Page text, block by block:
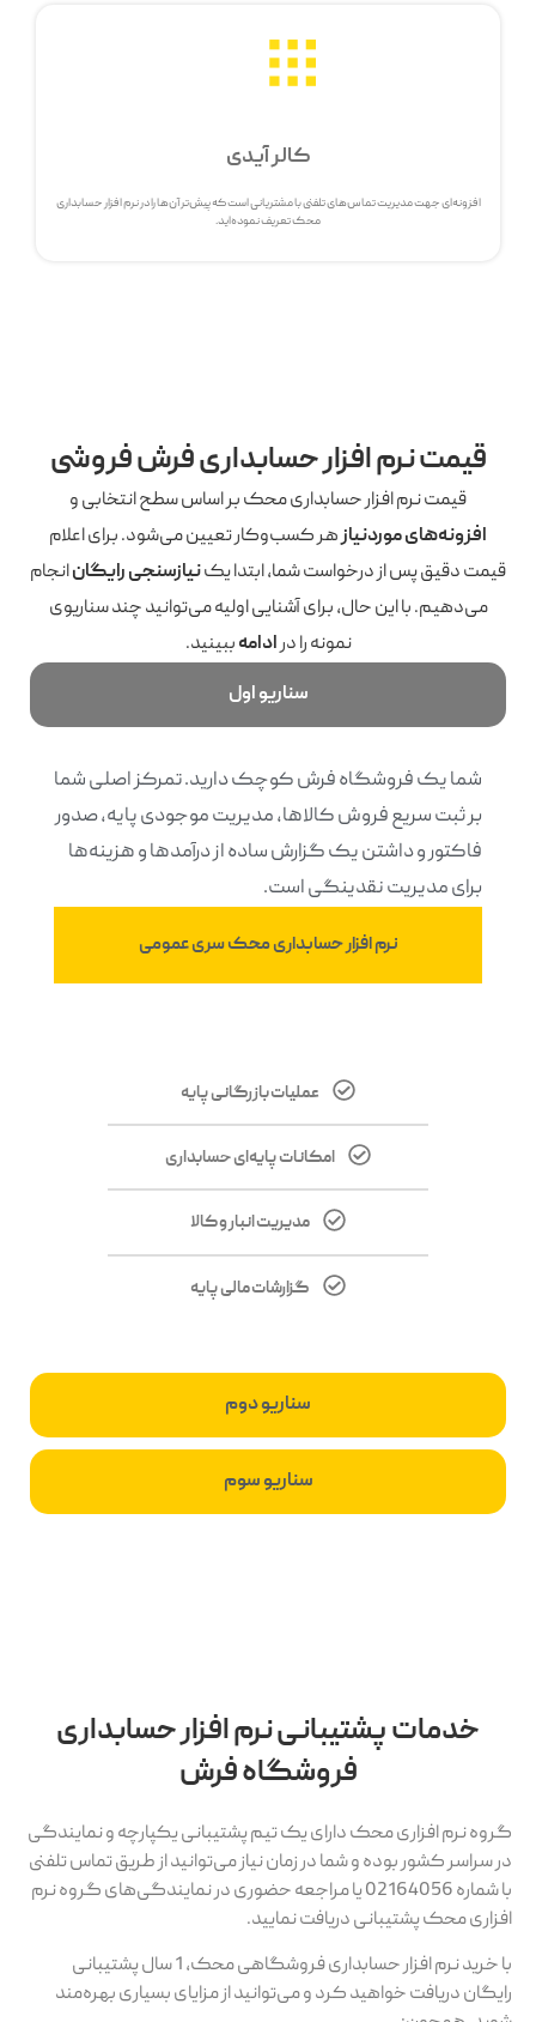
کالر آیدی
افزونه‌ای جهت مدیریت تماس‌های تلفنی با مشتریانی است که پیش‌تر آن‌ها را در نرم افزار حسابداری
محک تعریف نموده‌اید.
قیمت نرم افزار حسابداری فرش فروشی
قیمت نرم افزار حسابداری محک بر اساس سطح انتخابی و
افزونه‌های موردنیازهر کسب‌وکار تعیین می‌شود. برای اعلام
قیمت دقیق پس از درخواست شما، ابتدا یکنیازسنجی رایگانانجام
می‌دهیم. با این حال، برای آشنایی اولیه می‌توانید چند سناریوی
نمونه را درادامهببینید.
سناریو اول
سناریو دوم
سناریو سوم
شما یک فروشگاه فرش کوچک دارید. تمرکز اصلی شما
بر ثبت سریع فروش کالاها، مدیریت موجودی پایه، صدور
فاکتور و داشتن یک گزارش ساده از درآمدها و هزینه‌ها
برای مدیریت نقدینگی است.
نرم افزار حسابداری محک سری عمومی
عملیات بازرگانی پایه
امکانات پایه‌ای حسابداری
مدیریت انبار و کالا
گزارشات مالی پایه
خدمات پشتیبانی نرم افزار حسابداری
فروشگاه فرش
گروه نرم افزاری محک دارای یک تیم پشتیبانی یکپارچه و نمایندگی
در سراسر کشور بوده و شما در زمان نیاز می‌توانید از طریق تماس تلفنی
با شماره 02164056 یا مراجعه حضوری در نمایندگی‌های گروه نرم
افزاری محک پشتیبانی دریافت نمایید.
با خرید نرم افزار حسابداری فروشگاهی محک، 1 سال پشتیبانی
رایگان دریافت خواهید کرد و می‌توانید از مزایای بسیاری بهره‌مند